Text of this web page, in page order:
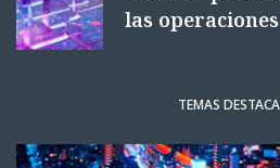
las operaciones
TEMAS